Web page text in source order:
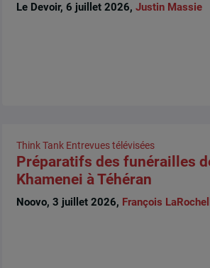
Le Devoir, 6 juillet 2026, Justin Massie
Think Tank Entrevues télévisées
Préparatifs des funérailles
Khamenei à Téhéran
Noovo, 3 juillet 2026, François